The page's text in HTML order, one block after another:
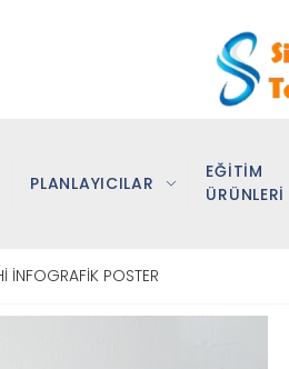
PLANLAYICILAR
EĞİTİM
ÜRÜNLERİ
İNFOGRAFİK POSTER